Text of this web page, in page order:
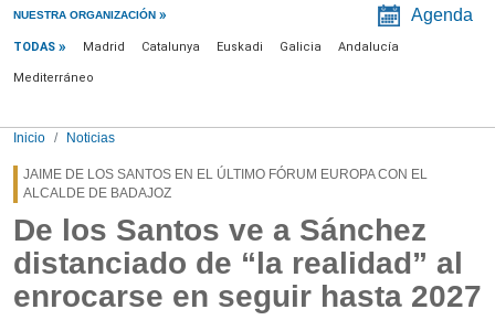
NUESTRA ORGANIZACIÓN Agenda
Menú noticias
TODAS Madrid Catalunya Euskadi Galicia Andalucía
Mediterráneo
Inicio Noticias
JAIME DE LOS SANTOS EN EL ÚLTIMO FÓRUM EUROPA CON EL
ALCALDE DE BADAJOZ
De los Santos ve a Sánchez
distanciado de “la realidad” al
enrocarse en seguir hasta 2027